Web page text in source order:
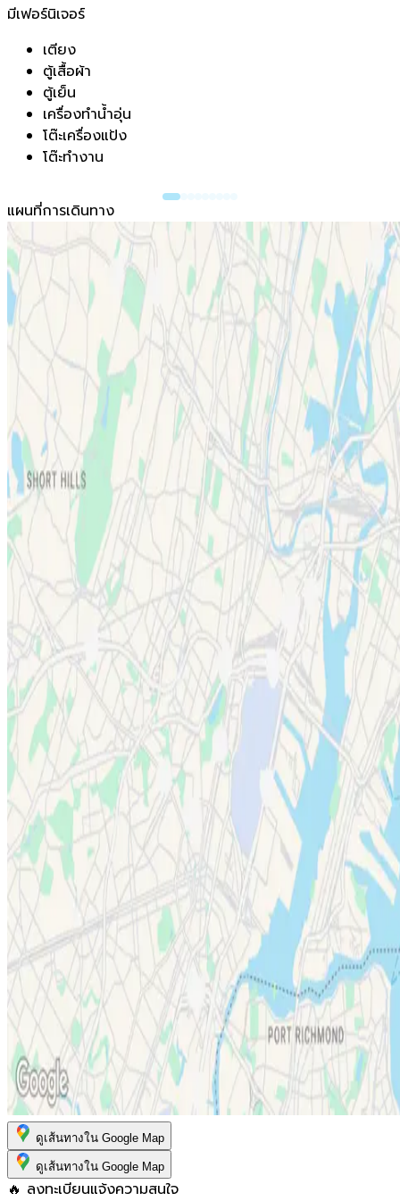
มีเฟอร์นิเจอร์
เตียง
ตู้เสื้อผ้า
ตู้เย็น
เครื่องทำน้ำอุ่น
โต๊ะเครื่องแป้ง
โต๊ะทำงาน
แผนที่การเดินทาง
ดูเส้นทางใน Google Map
ดูเส้นทางใน Google Map
🔥 ลงทะเบียนแจ้งความสนใจ